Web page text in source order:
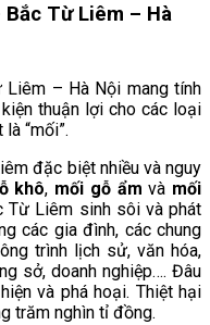
Từ Liêm – Hà
Liêm – Hà Nội mang tính
thuận lợi cho các loại
“mối”.
đặc biệt nhiều và nguy
khô, mối gỗ ẩm và mối
Từ Liêm sinh sôi và phát
các gia đình, các chung
trình lịch sử, văn hóa,
sở, doanh nghiệp…. Đâu
và phá hoại. Thiệt hại
trăm nghìn tỉ đồng.